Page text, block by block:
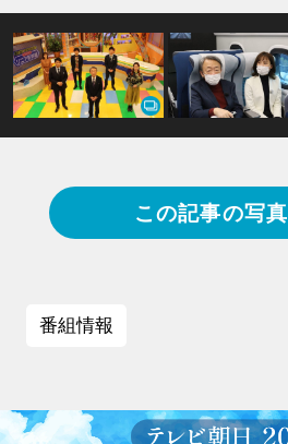
この記事の写
番組情報